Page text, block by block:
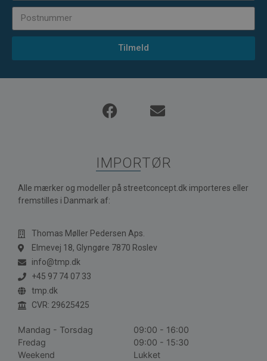
Tilmeld
IMPORTØR
Alle mærker og modeller på streetconcept.dk importeres eller
fremstilles i Danmark af:
Thomas Møller Pedersen Aps.
Elmevej 18, Glyngøre 7870 Roslev
info@tmp.dk
+45 97 74 07 33
tmp.dk
CVR: 29625425
Mandag - Torsdag
09:00 - 16:00
Fredag
09:00 - 15:30
Weekend
Lukket